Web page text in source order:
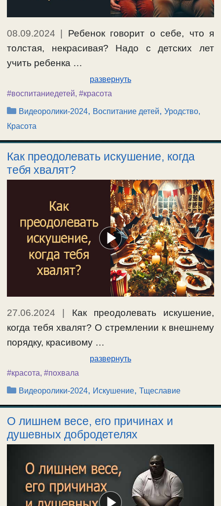
08.09.2024
Ребенок говорит о себе, что я
толстая, некрасивая? Надо с детских лет
учить ребенка …
развернуть
#воспитаниедетей, #красота
Рубрики
Видеоролики-2024, Воспитание детей,Уродство,
Красота
Как преодолевать искушение, когда
тебя хвалят?
27.06.2024
Как преодолевать искушение,
когда тебя хвалят? О стремлении к внешнему
порядку, красивому …
развернуть
#красота, #похвала
Рубрики
Видеоролики-2024, Искушение,Тщеславие
О лишнем весе, его причинах и
душевных добродетелях